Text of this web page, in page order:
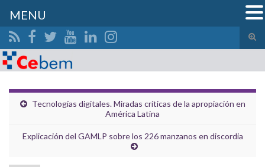
el
Search for:
Tecnologías digitales. Miradas críticas de la apropiación en
América Latina
Explicación del GAMLP sobre los 226 manzanos en discordia
MENU